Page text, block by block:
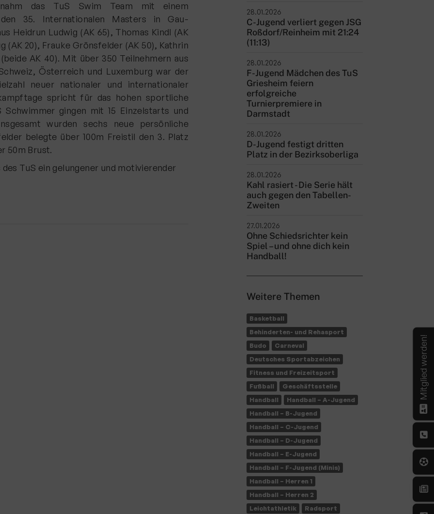
nahm das TuS Swim Team mit einem
35. Internationalen Masters in Gau-
Heidrun Ludwig (AK 65), Thomas Kindl (AK
(AK 20), Frauke Grönsfelder (AK 50), Kathrin
AK 40). Mit über 350 Teilnehmern aus
Österreich und Luxemburg war der
neuer nationaler und internationaler
spricht für das hohen sportliche
Schwimmer gingen mit 15 Einzelstarts und
wurden sechs neue persönliche
belegte über 100m Freistil den 3. Platz
50m Brust.
TuS ein gelungener und motivierender
28.01.2026
C-Jugend verliert gegen JSG
Roßdorf/Reinheim mit 21:24
(11:13)
28.01.2026
F-Jugend Mädchen des TuS
Griesheim feiern
erfolgreiche
Turnierpremiere in
Darmstadt
28.01.2026
D-Jugend festigt dritten
Platz in der Bezirksoberliga
28.01.2026
Kahl rasiert - Die Serie hält
auch gegen den Tabellen-
Zweiten
27.01.2026
Ohne Schiedsrichter kein
Spiel – und ohne dich kein
Handball!
Weitere Themen
Basketball
Behinderten- und Rehasport
Budo
Carneval
Deutsches Sportabzeichen
Fitness und Freizeitsport
Fußball
Geschäftsstelle
Handball
Handball – A-Jugend
Handball – B-Jugend
Handball – C-Jugend
Handball – D-Jugend
Handball – E-Jugend
Handball – F-Jugend (Minis)
Handball – Herren 1
Handball – Herren 2
Leichtathletik
Radsport
Mitglied werden!